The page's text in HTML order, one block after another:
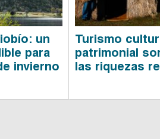
un
para
invierno
Turismo
patrimonial
las riquezas